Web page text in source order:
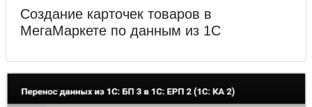
Создание карточек товаров в
МегаМаркете по данным из 1С